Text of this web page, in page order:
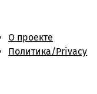
О проекте
Политика/Privacy